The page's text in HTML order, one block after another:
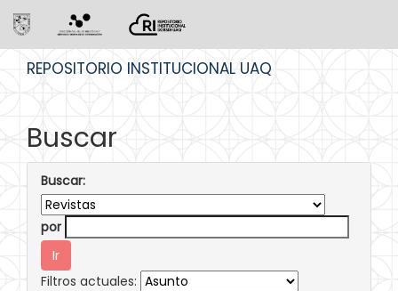
REPOSITORIO INSTITUCIONAL UAQ
Buscar
Buscar:
por
Filtros actuales: